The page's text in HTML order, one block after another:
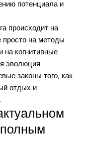
потенциала и
происходит на
просто на методы
на когнитивные
эволюция
законы того, как
отдых и
полным